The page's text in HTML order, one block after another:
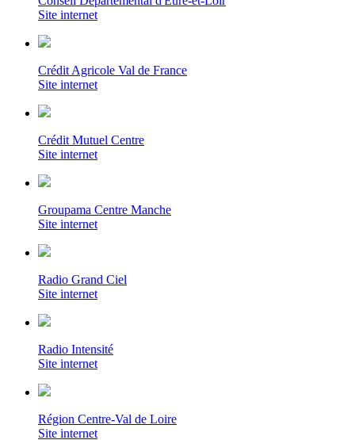
Site internet
Crédit Agricole Val de France
Site internet
Crédit Mutuel Centre
Site internet
Groupama Centre Manche
Site internet
Radio Grand Ciel
Site internet
Radio Intensité
Site internet
Région Centre-Val de Loire
Site internet